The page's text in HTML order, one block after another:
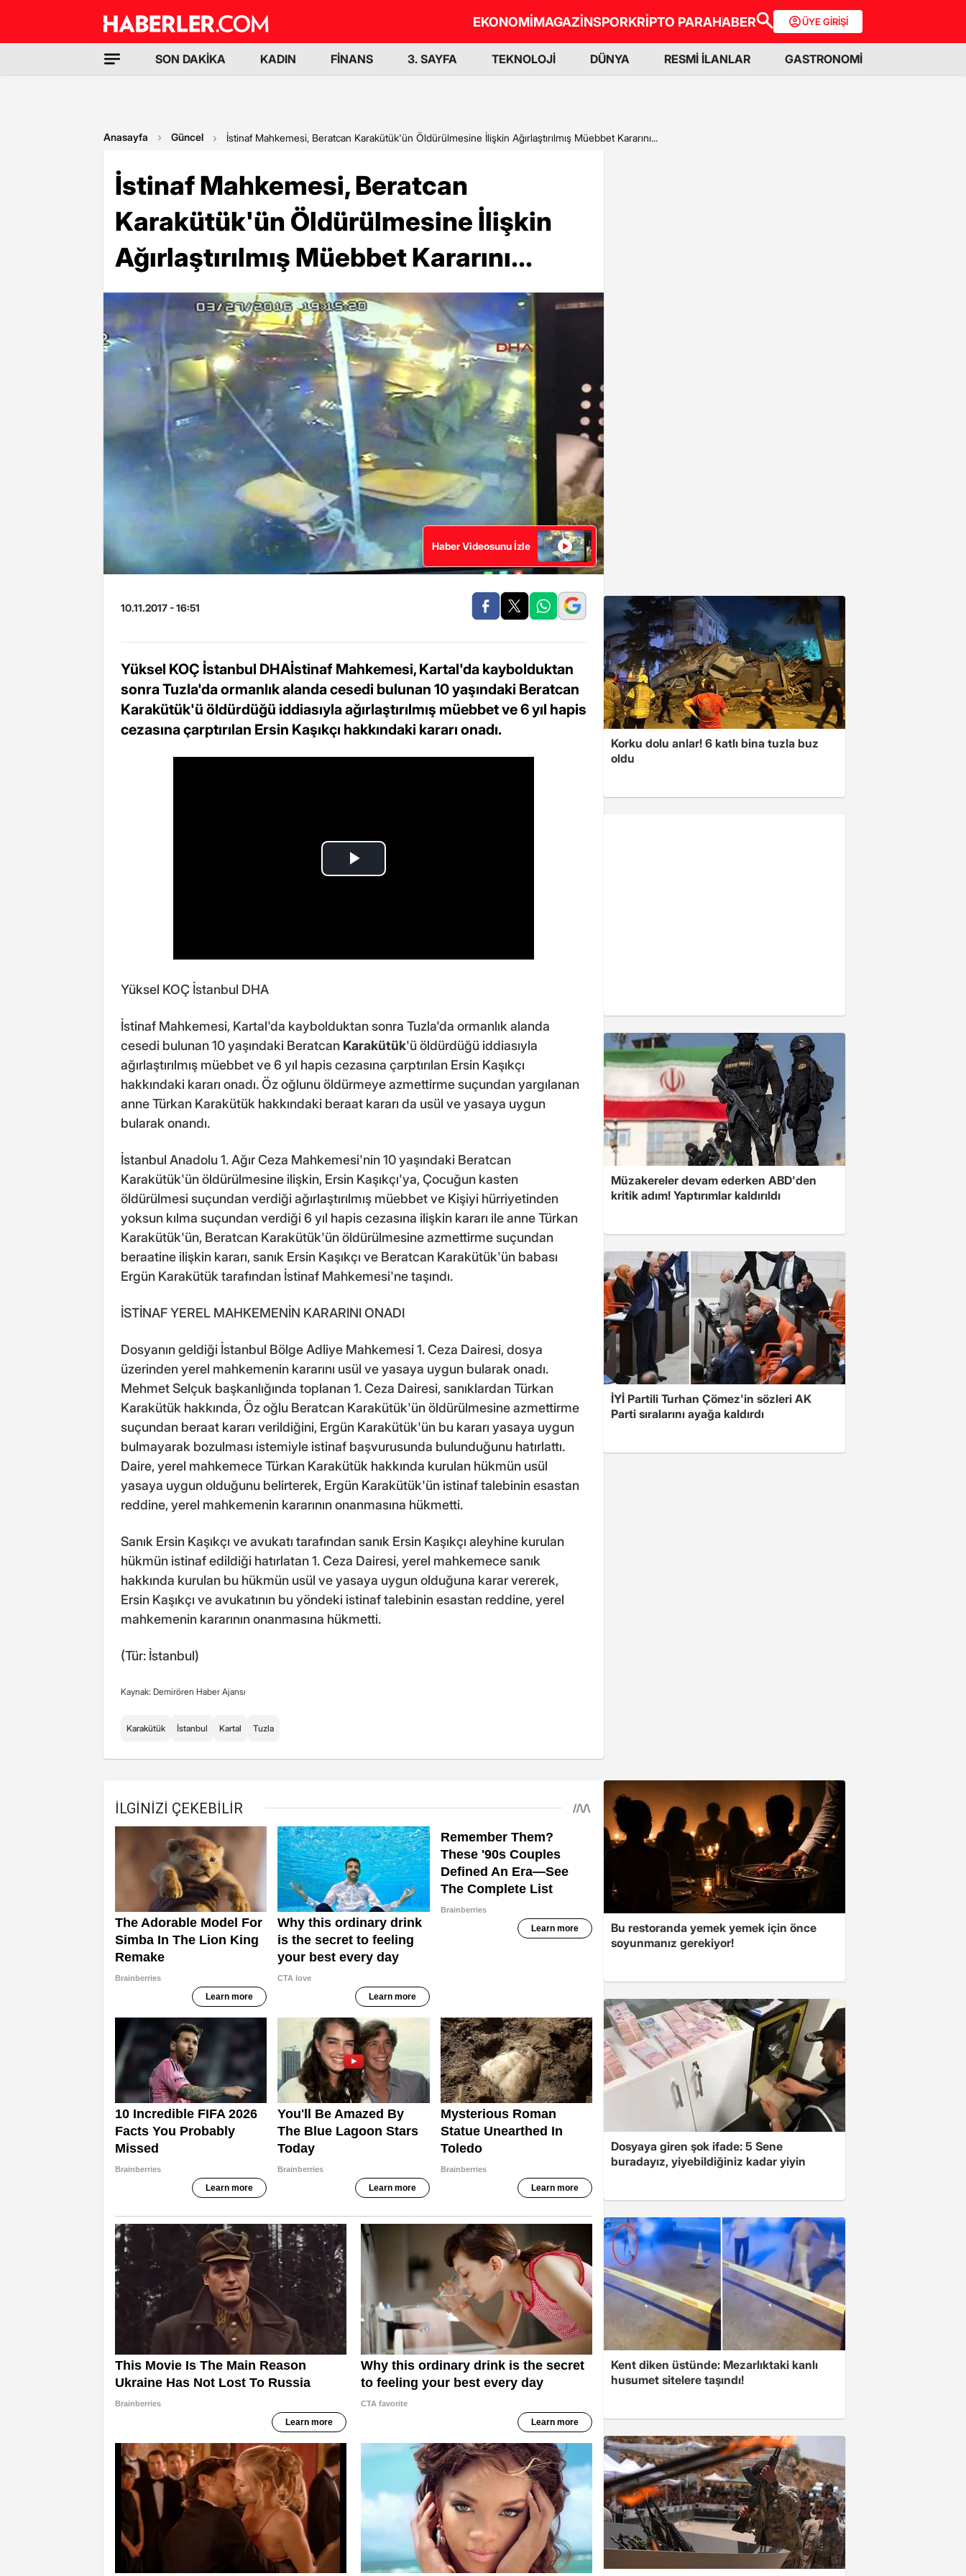
EKONOMİMAGAZİNSPORKRİPTO PARAHABER ÜYE GİRİŞİ
SON DAKİKA KADIN FİNANS 3. SAYFA TEKNOLOJİ DÜNYA RESMİ İLANLAR GASTRONOMİ
Anasayfa Güncel İstinaf Mahkemesi, Beratcan Karakütük'ün Öldürülmesine İlişkin Ağırlaştırılmış Müebbet Kararını...
İstinaf Mahkemesi, Beratcan
Karakütük'ün Öldürülmesine İlişkin
Ağırlaştırılmış Müebbet Kararını...
Haber Videosunu İzle
10.11.2017 - 16:51
Yüksel KOÇ İstanbul DHAİstinaf Mahkemesi, Kartal'da kaybolduktan
sonra Tuzla'da ormanlık alanda cesedi bulunan 10 yaşındaki Beratcan
Karakütük'ü öldürdüğü iddiasıyla ağırlaştırılmış müebbet ve 6 yıl hapis
cezasına çarptırılan Ersin Kaşıkçı hakkındaki kararı onadı.
Yüksel KOÇ İstanbul DHA
İstinaf Mahkemesi, Kartal'da kaybolduktan sonra Tuzla'da ormanlık alanda
cesedi bulunan 10 yaşındaki Beratcan Karakütük'ü öldürdüğü iddiasıyla
ağırlaştırılmış müebbet ve 6 yıl hapis cezasına çarptırılan Ersin Kaşıkçı
hakkındaki kararı onadı. Öz oğlunu öldürmeye azmettirme suçundan yargılanan
anne Türkan Karakütük hakkındaki beraat kararı da usül ve yasaya uygun
bularak onandı.
İstanbul Anadolu 1. Ağır Ceza Mahkemesi'nin 10 yaşındaki Beratcan
Karakütük'ün öldürülmesine ilişkin, Ersin Kaşıkçı'ya, Çocuğun kasten
öldürülmesi suçundan verdiği ağırlaştırılmış müebbet ve Kişiyi hürriyetinden
yoksun kılma suçundan verdiği 6 yıl hapis cezasına ilişkin kararı ile anne Türkan
Karakütük'ün, Beratcan Karakütük'ün öldürülmesine azmettirme suçundan
beraatine ilişkin kararı, sanık Ersin Kaşıkçı ve Beratcan Karakütük'ün babası
Ergün Karakütük tarafından İstinaf Mahkemesi'ne taşındı.
İSTİNAF YEREL MAHKEMENİN KARARINI ONADI
Dosyanın geldiği İstanbul Bölge Adliye Mahkemesi 1. Ceza Dairesi, dosya
üzerinden yerel mahkemenin kararını usül ve yasaya uygun bularak onadı.
Mehmet Selçuk başkanlığında toplanan 1. Ceza Dairesi, sanıklardan Türkan
Karakütük hakkında, Öz oğlu Beratcan Karakütük'ün öldürülmesine azmettirme
suçundan beraat kararı verildiğini, Ergün Karakütük'ün bu kararı yasaya uygun
bulmayarak bozulması istemiyle istinaf başvurusunda bulunduğunu hatırlattı.
Daire, yerel mahkemece Türkan Karakütük hakkında kurulan hükmün usül
yasaya uygun olduğunu belirterek, Ergün Karakütük'ün istinaf talebinin esastan
reddine, yerel mahkemenin kararının onanmasına hükmetti.
Sanık Ersin Kaşıkçı ve avukatı tarafından sanık Ersin Kaşıkçı aleyhine kurulan
hükmün istinaf edildiği hatırlatan 1. Ceza Dairesi, yerel mahkemece sanık
hakkında kurulan bu hükmün usül ve yasaya uygun olduğuna karar vererek,
Ersin Kaşıkçı ve avukatının bu yöndeki istinaf talebinin esastan reddine, yerel
mahkemenin kararının onanmasına hükmetti.
(Tür: İstanbul)
Kaynak: Demirören Haber Ajansı
Karakütük İstanbul Kartal Tuzla
Korku dolu anlar! 6 katlı bina tuzla buz
oldu
Müzakereler devam ederken ABD'den
kritik adım! Yaptırımlar kaldırıldı
İYİ Partili Turhan Çömez'in sözleri AK
Parti sıralarını ayağa kaldırdı
Bu restoranda yemek yemek için önce
soyunmanız gerekiyor!
Dosyaya giren şok ifade: 5 Sene
buradayız, yiyebildiğiniz kadar yiyin
Kent diken üstünde: Mezarlıktaki kanlı
husumet sitelere taşındı!